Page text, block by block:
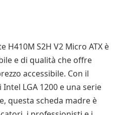
H410M S2H V2 Micro ATX è
e di qualità che offre
accessibile. Con il
LGA 1200 e una serie
questa scheda madre è